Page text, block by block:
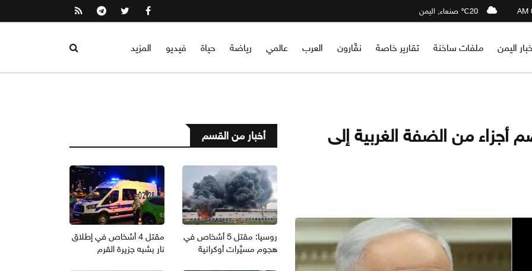
20℃ صنعاء, اليمن
اليمن ملفات ساخنة تقارير خاصة نقّارون العرب عالمي رياضة حياة فيديو المزيد
من الضفة الغربية إلى
أخبار من القسم
روسيا: مقتل 5 أشخاص في
هجوم مسيَّرات أوكرانية
مقتل 4 أشخاص في إطلاق
نار بشبه جزيرة القرم